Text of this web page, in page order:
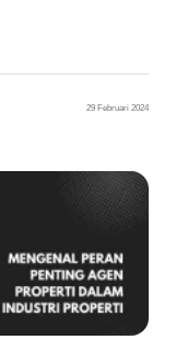
29 Februari 2024